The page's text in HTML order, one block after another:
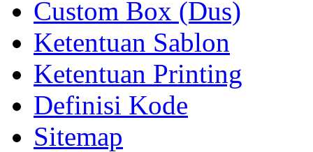
Custom Box (Dus)
Ketentuan Sablon
Ketentuan Printing
Definisi Kode
Sitemap